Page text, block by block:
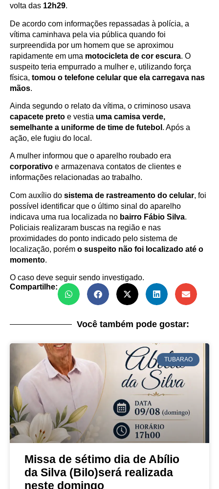
volta das 12h29.
De acordo com informações repassadas à polícia, a
vítima caminhava pela via pública quando foi
surpreendida por um homem que se aproximou
rapidamente em uma motocicleta de cor escura. O
suspeito teria empurrado a mulher e, utilizando força
física, tomou o telefone celular que ela carregava nas
mãos.
Ainda segundo o relato da vítima, o criminoso usava
capacete preto e vestia uma camisa verde,
semelhante a uniforme de time de futebol . Após a
ação, ele fugiu do local.
A mulher informou que o aparelho roubado era
corporativo e armazenava contatos de clientes e
informações relacionadas ao trabalho.
Com auxílio do sistema de rastreamento do celular, foi
possível identificar que o último sinal do aparelho
indicava uma rua localizada no bairro Fábio Silva.
Policiais realizaram buscas na região e nas
proximidades do ponto indicado pelo sistema de
localização, porém o suspeito não foi localizado até o
momento.
O caso deve seguir sendo investigado.
Compartilhe:
Você também pode gostar:
TUBARAO
Missa de sétimo dia de Abílio
da Silva (Bilo)será realizada
neste domingo